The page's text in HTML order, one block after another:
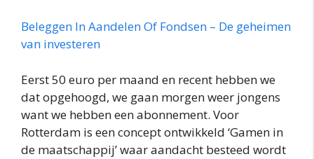
Beleggen In Aandelen Of Fondsen – De geheimen
van investeren
Eerst 50 euro per maand en recent hebben we
dat opgehoogd, we gaan morgen weer jongens
want we hebben een abonnement. Voor
Rotterdam is een concept ontwikkeld ‘Gamen in
de maatschappij’ waar aandacht besteed wordt